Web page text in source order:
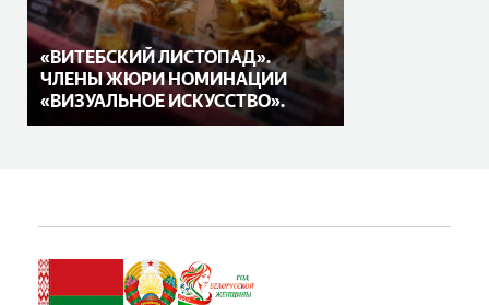
«ВИТЕБСКИЙ ЛИСТОПАД».
ЧЛЕНЫ ЖЮРИ НОМИНАЦИИ
«ВИЗУАЛЬНОЕ ИСКУССТВО».